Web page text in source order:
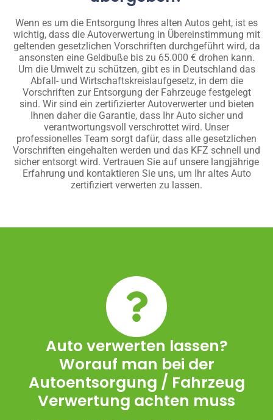
Wenn es um die Entsorgung Ihres alten Autos geht, ist es
wichtig, dass die Autoverwertung in Übereinstimmung mit
geltenden gesetzlichen Vorschriften durchgeführt wird, da
ansonsten eine Geldbuße bis zu 65.000 € drohen kann.
Um die Umwelt zu schützen, gibt es in Deutschland das
Abfall- und Wirtschaftskreislaufgesetz, in dem die
Vorschriften zur Entsorgung der Fahrzeuge festgelegt
sind. Wir sind ein zertifizierter Autoverwerter und bieten
Ihnen daher die Garantie, dass Ihr Auto sicher und
verantwortungsvoll verschrottet wird. Unser
professionelles Team sorgt dafür, dass alle gesetzlichen
Vorschriften eingehalten werden und das KFZ schnell und
sicher entsorgt wird. Vertrauen Sie auf unsere langjährige
Erfahrung und kontaktieren Sie uns, um Ihr altes Auto
zertifiziert verwerten zu lassen.
Auto verwerten lassen?
Worauf man bei der
Autoentsorgung / Fahrzeug
Verwertung achten muss